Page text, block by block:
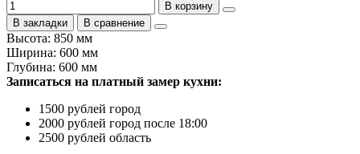
В корзину
В закладки
В сравнение
Высота: 850 мм
Ширина: 600 мм
Глубина: 600 мм
Записаться на платный замер кухни:
1500 рублей город
2000 рублей город после 18:00
2500 рублей область